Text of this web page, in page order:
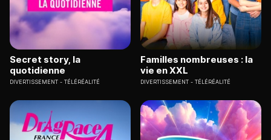
Secret story, la
quotidienne
DIVERTISSEMENT TÉLÉRÉALITÉ
Familles nombreuses : la
vie en XXL
DIVERTISSEMENT TÉLÉRÉALITÉ